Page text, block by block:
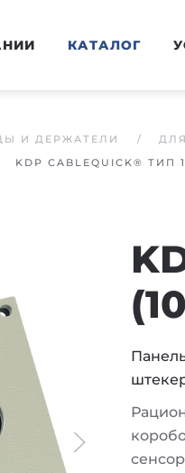
КАТАЛОГ
И ДЕРЖАТЕЛИ
KDP CABLEQUICK® ТИП